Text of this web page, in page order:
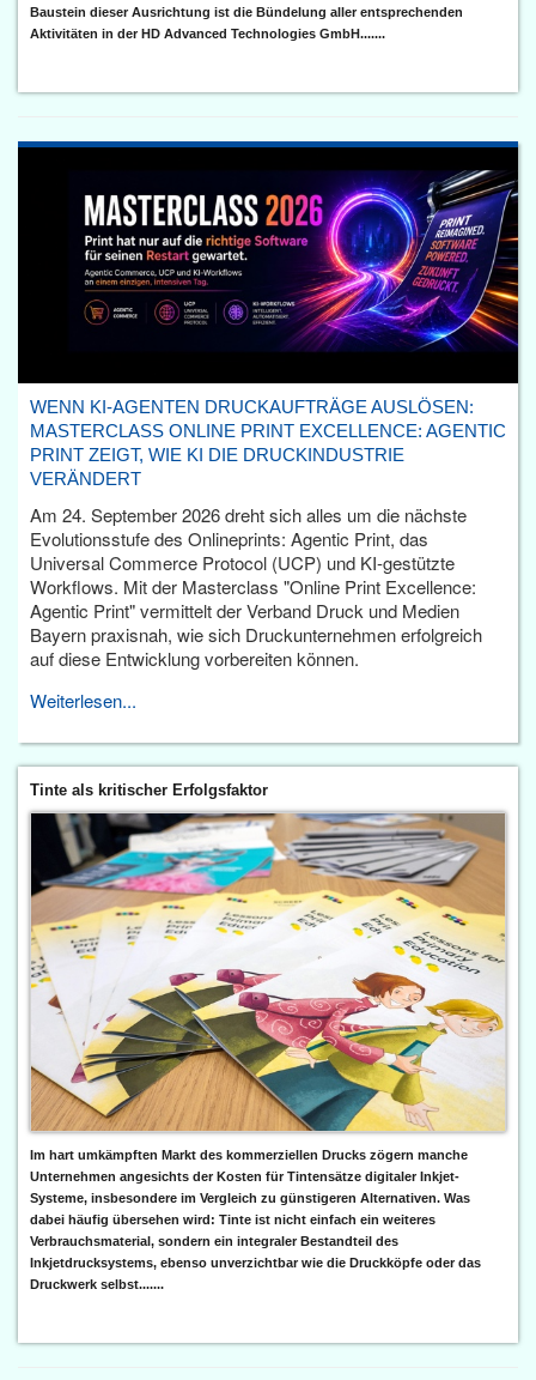
Baustein dieser Ausrichtung ist die Bündelung aller entsprechenden
Aktivitäten in der HD Advanced Technologies GmbH.......
WENN KI-AGENTEN DRUCKAUFTRÄGE AUSLÖSEN:
MASTERCLASS ONLINE PRINT EXCELLENCE: AGENTIC
PRINT ZEIGT, WIE KI DIE DRUCKINDUSTRIE
VERÄNDERT
Am 24. September 2026 dreht sich alles um die nächste
Evolutionsstufe des Onlineprints: Agentic Print, das
Universal Commerce Protocol (UCP) und KI-gestützte
Workflows. Mit der Masterclass "Online Print Excellence:
Agentic Print" vermittelt der Verband Druck und Medien
Bayern praxisnah, wie sich Druckunternehmen erfolgreich
auf diese Entwicklung vorbereiten können.
Weiterlesen...
Tinte als kritischer Erfolgsfaktor
Im hart umkämpften Markt des kommerziellen Drucks zögern manche
Unternehmen angesichts der Kosten für Tintensätze digitaler Inkjet-
Systeme, insbesondere im Vergleich zu günstigeren Alternativen. Was
dabei häufig übersehen wird: Tinte ist nicht einfach ein weiteres
Verbrauchsmaterial, sondern ein integraler Bestandteil des
Inkjetdrucksystems, ebenso unverzichtbar wie die Druckköpfe oder das
Druckwerk selbst.......